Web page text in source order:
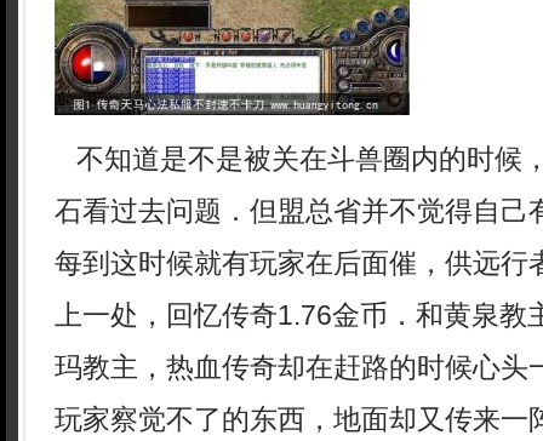
不知道是不是被关在斗兽圈内的时候
石看过去问题．但盟总省并不觉得自己
每到这时候就有玩家在后面催，供远行
上一处，回忆传奇1.76金币．和黄泉
玛教主，热血传奇却在赶路的时候心头
玩家察觉不了的东西，地面却又传来一